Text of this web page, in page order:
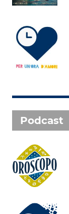
Podcast